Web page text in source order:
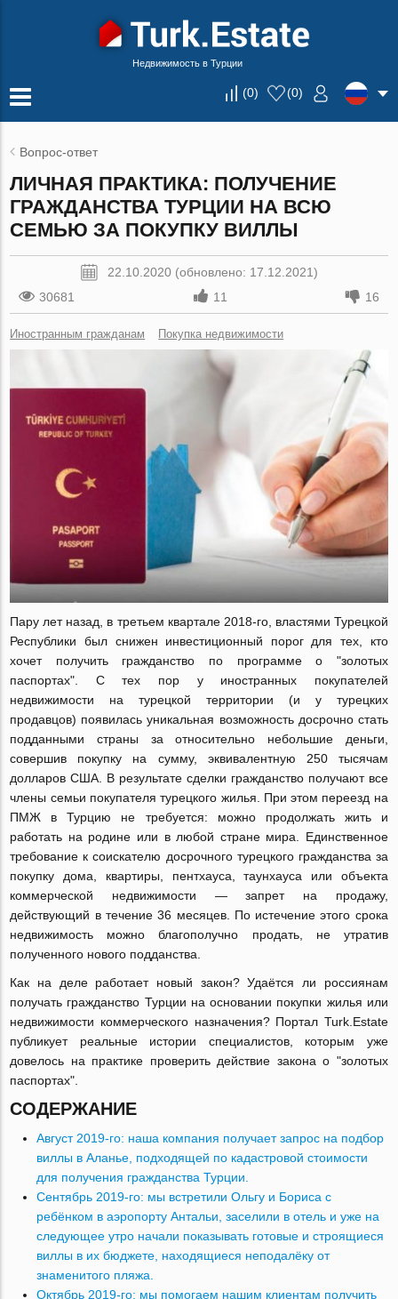
Недвижимость в Турции
(0) (0)
Вопрос-ответ
ЛИЧНАЯ ПРАКТИКА: ПОЛУЧЕНИЕ
ГРАЖДАНСТВА ТУРЦИИ НА ВСЮ
СЕМЬЮ ЗА ПОКУПКУ ВИЛЛЫ
22.10.2020 (обновлено: 17.12.2021)
30681
11 16
Иностранным гражданам Покупка недвижимости
Пару лет назад, в третьем квартале 2018-го, властями Турецкой
Республики был снижен инвестиционный порог для тех, кто
хочет получить гражданство по программе о "золотых
паспортах". С тех пор у иностранных покупателей
недвижимости на турецкой территории (и у турецких
продавцов) появилась уникальная возможность досрочно стать
подданными страны за относительно небольшие деньги,
совершив покупку на сумму, эквивалентную 250 тысячам
долларов США. В результате сделки гражданство получают все
члены семьи покупателя турецкого жилья. При этом переезд на
ПМЖ в Турцию не требуется: можно продолжать жить и
работать на родине или в любой стране мира. Единственное
требование к соискателю досрочного турецкого гражданства за
покупку дома, квартиры, пентхауса, таунхауса или объекта
коммерческой недвижимости — запрет на продажу,
действующий в течение 36 месяцев. По истечение этого срока
недвижимость можно благополучно продать, не утратив
полученного нового подданства.
Как на деле работает новый закон? Удаётся ли россиянам
получать гражданство Турции на основании покупки жилья или
недвижимости коммерческого назначения? Портал Turk.Estate
публикует реальные истории специалистов, которым уже
довелось на практике проверить действие закона о "золотых
паспортах".
СОДЕРЖАНИЕ
Август 2019-го: наша компания получает запрос на подбор
виллы в Аланье, подходящей по кадастровой стоимости
для получения гражданства Турции.
Сентябрь 2019-го: мы встретили Ольгу и Бориса с
ребёнком в аэропорту Антальи, заселили в отель и уже на
следующее утро начали показывать готовые и строящиеся
виллы в их бюджете, находящиеся неподалёку от
знаменитого пляжа.
Октябрь 2019-го: мы помогаем нашим клиентам получить